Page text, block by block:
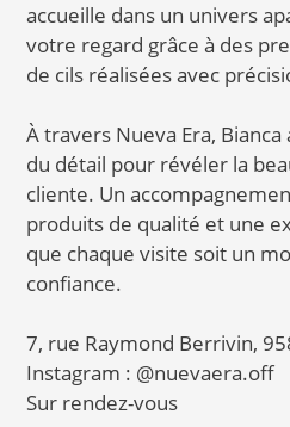
accueille dans un univers
votre regard grâce à des
de cils réalisées avec
À travers Nueva Era,
du détail pour révéler la
cliente. Un
produits de qualité et une
que chaque visite soit un
confiance.
7, rue Raymond Berrivin,
Instagram : @nuevaera.off
Sur rendez-vous